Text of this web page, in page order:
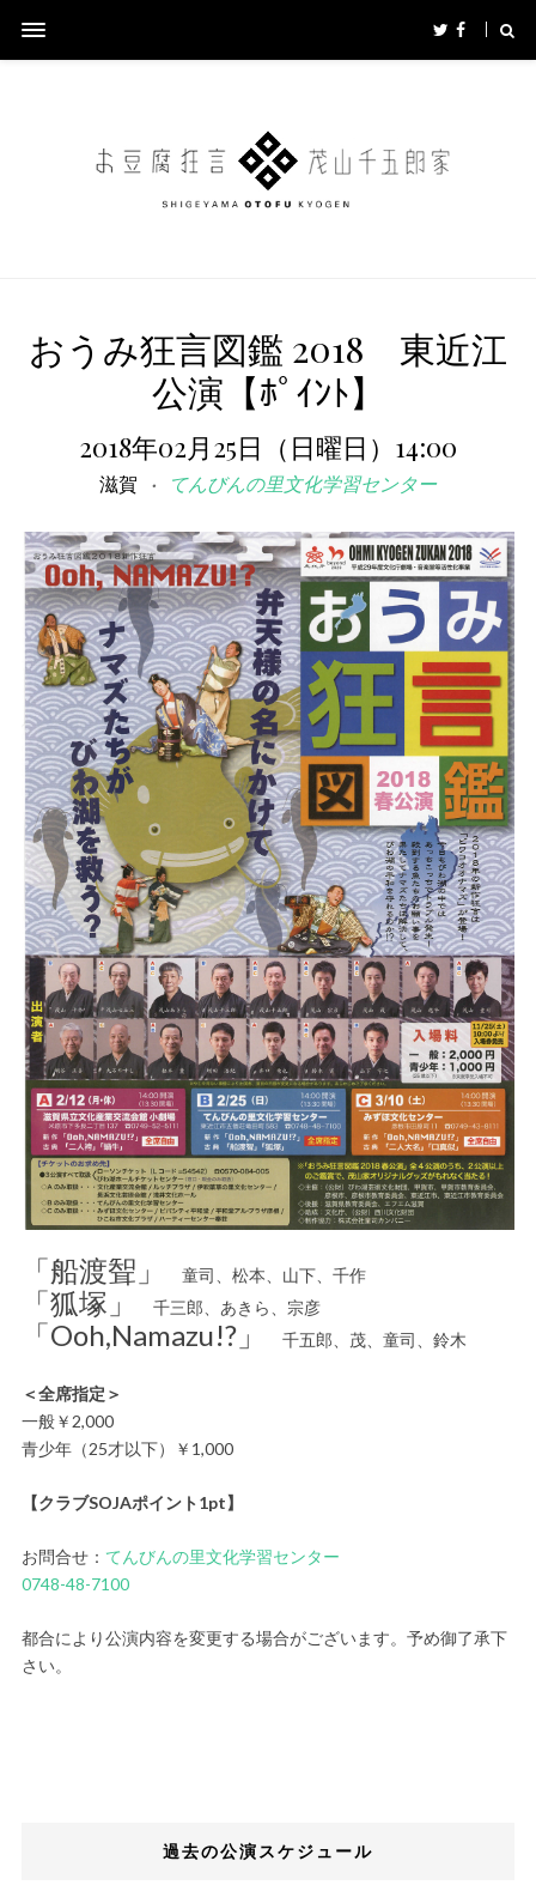
おうみ狂言図鑑 2018 東近江
公演【ﾎﾟｲﾝﾄ】
2018年02月25日（日曜日）14:00
滋賀 てんびんの里文化学習センター
「船渡聟」 童司、松本、山下、千作
「狐塚」 千三郎、あきら、宗彦
「Ooh,Namazu!?」 千五郎、茂、童司、鈴木
＜全席指定＞
一般￥2,000
青少年（25才以下）￥1,000
【クラブSOJAポイント1pt】
お問合せ： てんびんの里文化学習センター
0748-48-7100
都合により公演内容を変更する場合がございます。予め御了承下
さい。
過去の公演スケジュール